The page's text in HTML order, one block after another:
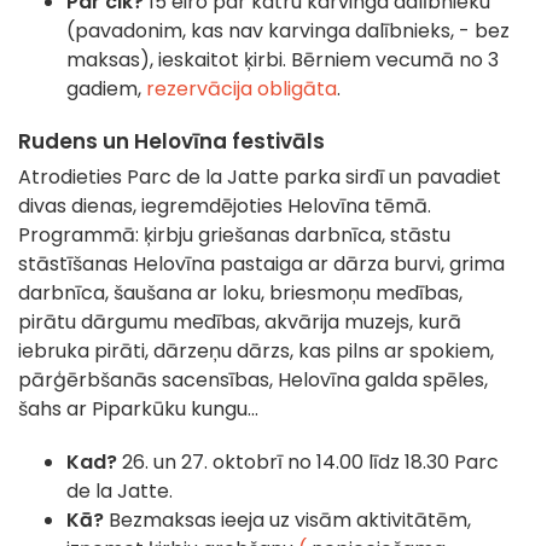
(pavadonim, kas nav karvinga dalībnieks, - bez
maksas), ieskaitot ķirbi. Bērniem vecumā no 3
gadiem, rezervācija obligāta.
Rudens un Helovīna festivāls
Atrodieties Parc de la Jatte parka sirdī un pavadiet
divas dienas, iegremdējoties Helovīna tēmā.
Programmā: ķirbju griešanas darbnīca, stāstu
stāstīšanas Helovīna pastaiga ar dārza burvi, grima
darbnīca, šaušana ar loku, briesmoņu medības,
pirātu dārgumu medības, akvārija muzejs, kurā
iebruka pirāti, dārzeņu dārzs, kas pilns ar spokiem,
pārģērbšanās sacensības, Helovīna galda spēles,
šahs ar Piparkūku kungu...
Kad?26. un 27. oktobrī no 14.00 līdz 18.30 Parc
de la Jatte.
Kā? Bezmaksas ieeja uz visām aktivitātēm,